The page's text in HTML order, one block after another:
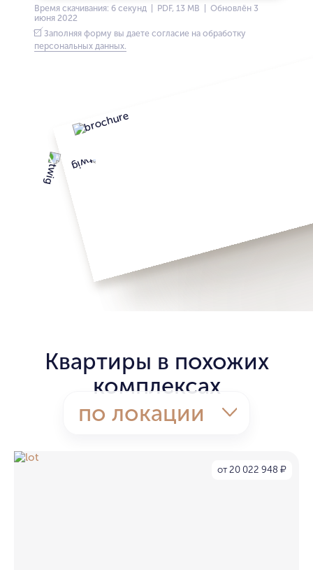
Время скачивания: 6 секунд | PDF, 13 MB | Обновлён 3
июня 2022
Заполняя форму вы даете согласие на обработку
персональных данных.
Квартиры в похожих
комплексах
по локации
от 20 022 948 ₽